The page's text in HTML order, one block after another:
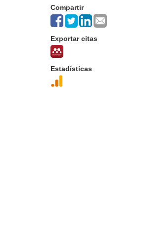
Compartir
Exportar citas
Estadísticas